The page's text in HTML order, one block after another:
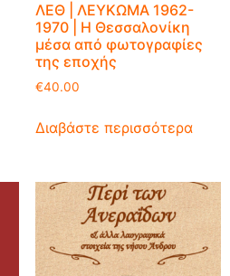
ΛΕΘ | ΛΕΥΚΩΜΑ 1962-
1970 | Η Θεσσαλονίκη
μέσα από φωτογραφίες
της εποχής
€40.00
Διαβάστε περισσότερα